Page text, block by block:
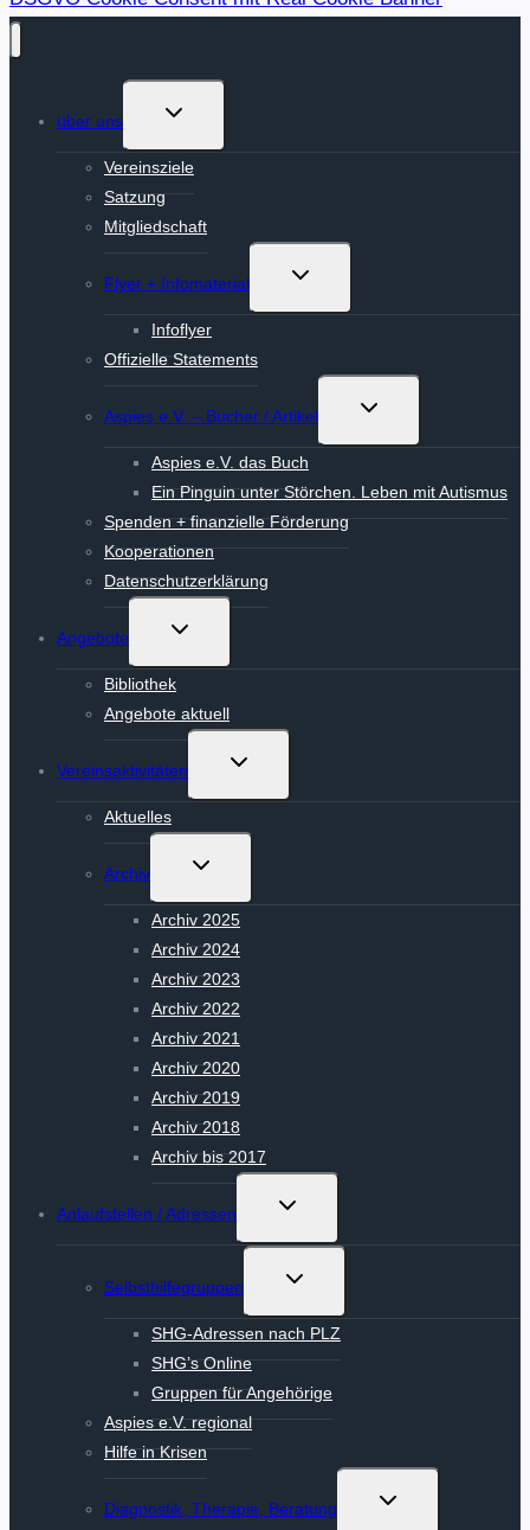
über uns
Untermenü
Vereinsziele
Satzung
Mitgliedschaft
Flyer + Infomaterial
Untermenü
Infoflyer
Offizielle Statements
Aspies e.V. – Bücher / Artikel
Untermenü
Aspies e.V. das Buch
Ein Pinguin unter Störchen. Leben mit Autismus
Spenden + finanzielle Förderung
Kooperationen
Datenschutzerklärung
Angebote
Untermenü
Bibliothek
Angebote aktuell
Vereinsaktivitäten
Untermenü
Aktuelles
Archiv
Untermenü
Archiv 2025
Archiv 2024
Archiv 2023
Archiv 2022
Archiv 2021
Archiv 2020
Archiv 2019
Archiv 2018
Archiv bis 2017
Anlaufstellen / Adressen
Untermenü
Selbsthilfegruppen
Untermenü
SHG-Adressen nach PLZ
SHG’s Online
Gruppen für Angehörige
Aspies e.V. regional
Hilfe in Krisen
Diagnostik, Therapie, Beratung
Untermenü